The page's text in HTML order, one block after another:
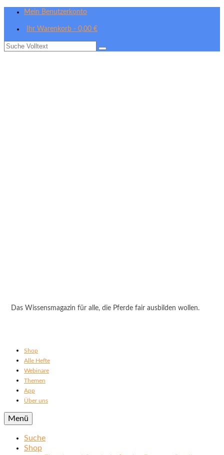
Mein Benutzerkonto
Ihr Warenkorb - 0,00 €
Suche
Das Wissensmagazin für alle, die Pferde fair ausbilden wollen.
Shop
Alle Hefte
Webinare
Themen
App
Über uns
Menü
Suche
Shop